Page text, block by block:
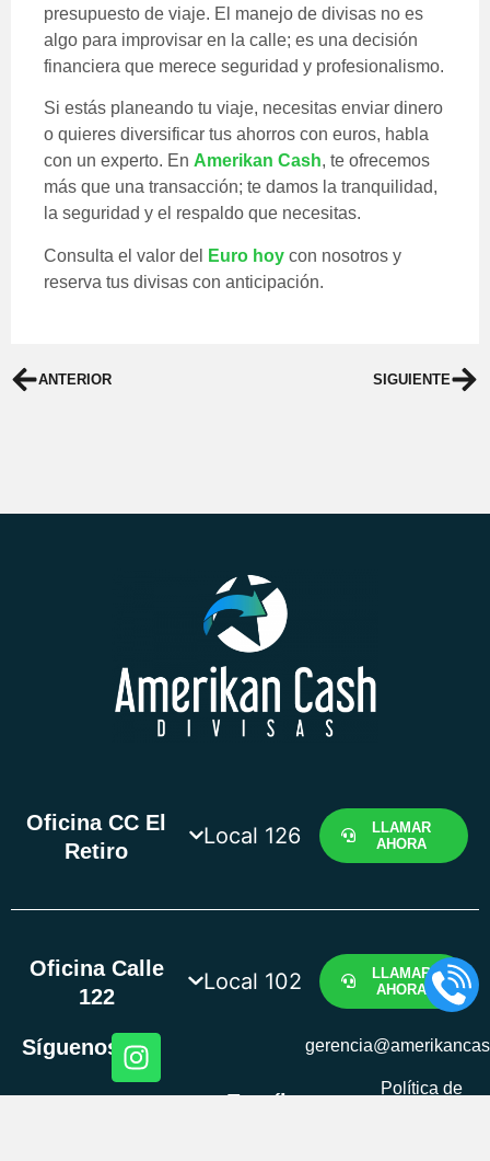
presupuesto de viaje. El manejo de divisas no es
algo para improvisar en la calle; es una decisión
financiera que merece seguridad y profesionalismo.
Si estás planeando tu viaje, necesitas enviar dinero
o quieres diversificar tus ahorros con euros, habla
con un experto. En Amerikan Cash, te ofrecemos
más que una transacción; te damos la tranquilidad,
la seguridad y el respaldo que necesitas.
Consulta el valor del Euro hoy con nosotros y
reserva tus divisas con anticipación.
ANTERIOR SIGUIENTE
Oficina CC El
Retiro
Local 126
LLAMAR
AHORA
Oficina Calle
122
Local 102
LLAMAR
AHORA
Síguenos
Escríbenos
Política de